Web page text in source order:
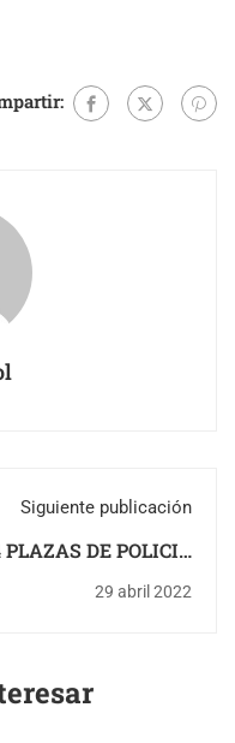
Siguiente publicación
PLAZAS DE POLICIA
LOCAL EN BAENA
29 abril 2022